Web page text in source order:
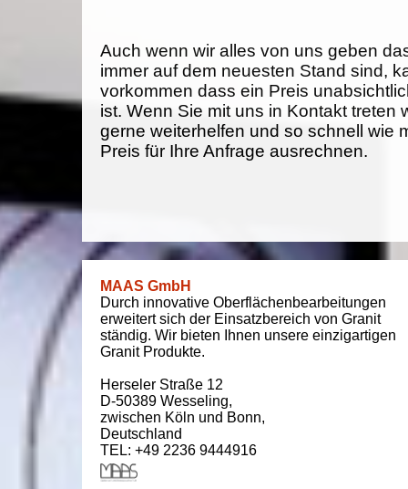
Auch wenn wir alles von uns geben
immer auf dem neuesten Stand sind,
vorkommen dass ein Preis
ist. Wenn Sie mit uns in Kontakt treten
gerne weiterhelfen und so schnell wie
Preis für Ihre Anfrage ausrechnen.
MAAS GmbH
Durch innovative Oberflächenbearbeitungen
erweitert sich der Einsatzbereich von Granit
ständig. Wir bieten Ihnen unsere einzigartigen
Granit Produkte.
Herseler Straße 12
D-50389 Wesseling,
zwischen Köln und Bonn,
Deutschland
TEL: +49 2236 9444916